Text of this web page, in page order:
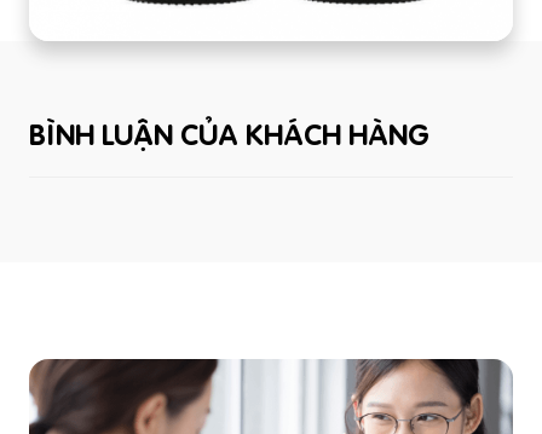
BÌNH LUẬN CỦA KHÁCH HÀNG